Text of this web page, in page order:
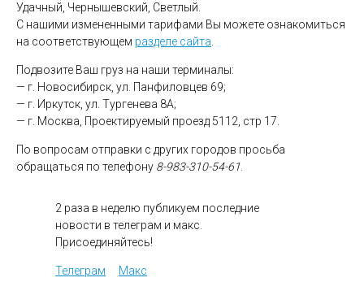
Удачный, Чернышевский, Светлый.
С нашими измененными тарифами Вы можете ознакомиться
на соответствующем разделе сайта
Подвозите Ваш груз на наши терминалы:
— г. Новосибирск, ул. Панфиловцев 69;
— г. Иркутск, ул. Тургенева 8А;
— г. Москва, Проектируемый проезд 5112, стр 17.
По вопросам отправки с других городов просьба
обращаться по телефону 8-983-310-54-61
2 раза в неделю публикуем последние
новости в телеграм и макс.
Присоединяйтесь!
Телеграм Макс